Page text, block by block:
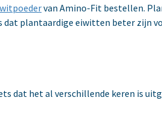
van Amino-Fit bestellen.
dat plantaardige eiwitten beter zijn
dat het al verschillende keren is